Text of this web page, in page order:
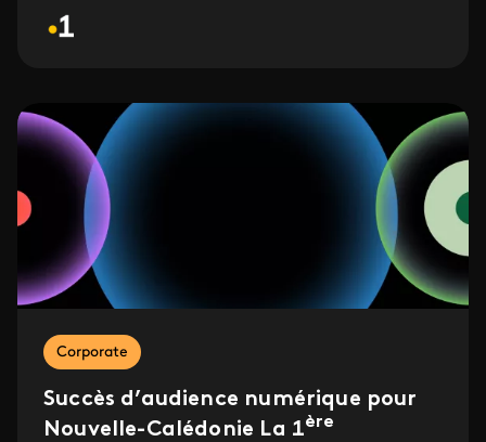
Corporate
Succès d’audience numérique pour
Nouvelle-Calédonie La 1ère